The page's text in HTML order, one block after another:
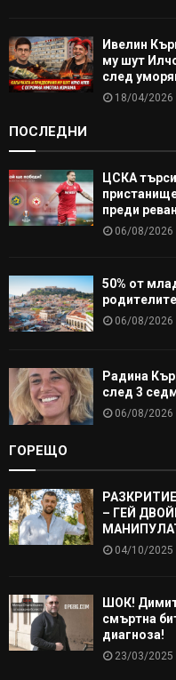
Ивелин
му шут
след
18/04/2026
ПОСЛЕДНИ
ЦСКА
преди
06/08/2026
50% от
06/08/2026
Радина
след 3
06/08/2026
ГОРЕЩО
– ГЕЙ
04/10/2025
ШОК!
смъртна
диагноза!
23/03/2025